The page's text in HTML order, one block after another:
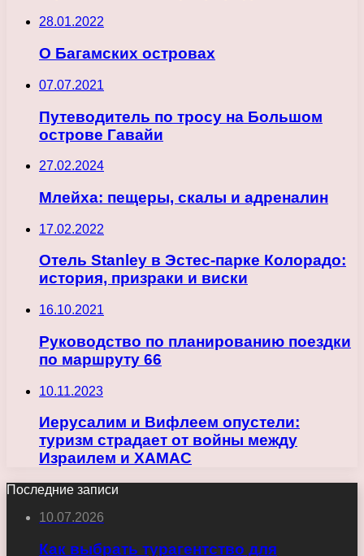
28.01.2022
О Багамских островах
07.07.2021
Путеводитель по тросу на Большом
острове Гавайи
27.02.2024
Млейха: пещеры, скалы и адреналин
17.02.2022
Отель Stanley в Эстес-парке Колорадо:
история, призраки и виски
16.10.2021
Руководство по планированию поездки
по маршруту 66
10.11.2023
Иерусалим и Вифлеем опустели:
туризм страдает от войны между
Израилем и ХАМАС
Последние записи
10.07.2026
Как выбрать турагентство для